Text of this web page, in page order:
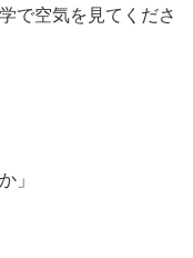
で空気を見てくださ
」